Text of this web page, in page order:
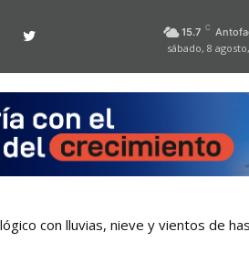
15.7 C
sábado, 8
con lluvias, nieve y vientos de